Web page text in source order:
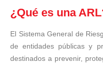
¿Qué es una
El Sistema General de
de entidades públicas y
destinados a prevenir,